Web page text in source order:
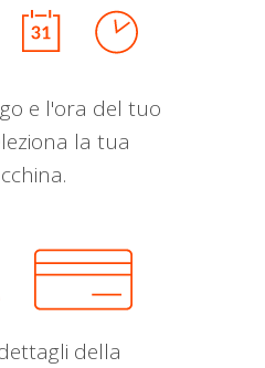
e l'ora del tuo
la tua
della